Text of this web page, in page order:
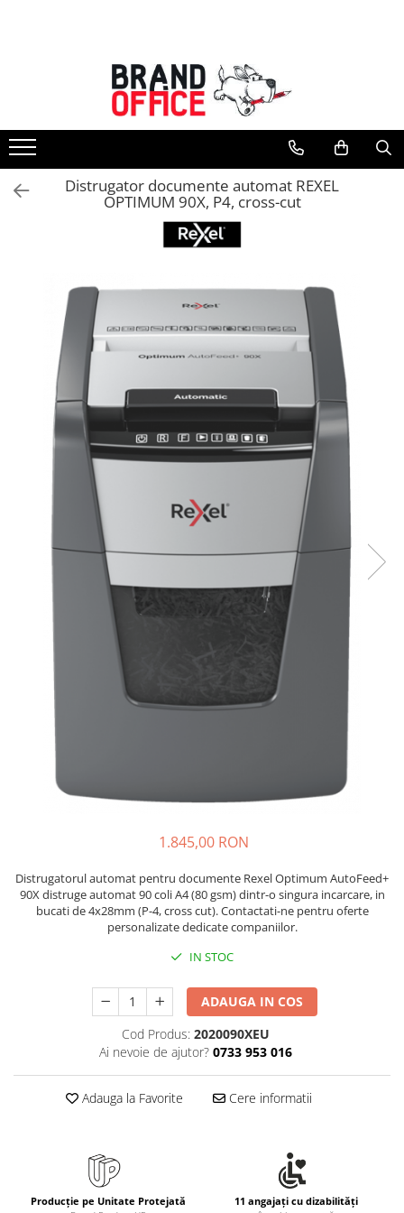
Unitate Protejata - PRODUCTIE
Hartie copiator si produse
tipografice
Produse consumabile din hartie
Detergenti si dezinfectanti
Saci menajeri (Unitate Protejata)
Agende personalizabile
Organizatoare business
Birotica si papetarie
Hartie si articole din hartie
Bibliorafturi, caiete mecanice,
separatoare
Capsatoare, capse si perforatoare
Caiete si blocnotesuri
Dosare, folii protectie si mape
Accesorii diverse pentru birou
Etichetare si ambalare
Arhivare si depozitare
Instrumente de scris
Creioane mecanice si grafit
Markere diverse
Carioci si creioane colorate
Rezerve instrumente scris
Tavite documente si suporturi
Ascutitori, radiere, agrafe
Foarfece pentru birou
Curatenie si igiena
Articole pentru baie
Hartie igienica, prosoape hartie si
dispensere
Distrugator documente automat REXEL
OPTIMUM 90X, P4, cross-cut
1.845,00 RON
Distrugatorul automat pentru documente Rexel Optimum AutoFeed+
90X distruge automat 90 coli A4 (80 gsm) dintr-o singura incarcare, in
bucati de 4x28mm (P-4, cross cut). Contactati-ne pentru oferte
personalizate dedicate companiilor.
IN STOC
ADAUGA IN COS
Cod Produs: 2020090XEU
Ai nevoie de ajutor? 0733 953 016
Adauga la Favorite Cere informatii
Producție pe Unitate Protejată 11 angajați cu dizabilități